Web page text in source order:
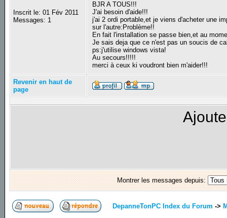
Inscrit le: 01 Fév 2011
Messages: 1
BJR A TOUS!!!
J'ai besoin d'aide!!!
j'ai 2 ordi portable,et je viens d'acheter une
sur l'autre:Problème!!
En fait l'installation se passe bien,et au
Je sais deja que ce n'est pas un soucis de
ps:j'utilise windows vista!
Au secours!!!!!
merci à ceux ki voudront bien m'aider!!!
Revenir en haut de
page
Montrer les messages depuis:
DepanneTonPC Index du Forum ->